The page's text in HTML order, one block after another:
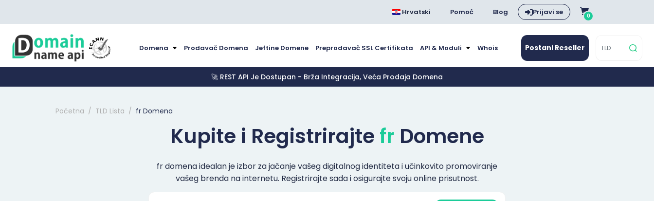
Hrvatski Pomoć Blog Prijavi se 0
Domena Prodavač Domena Jeftine Domene Preprodavač SSL Certifikata API & Moduli Whois Postani Reseller
🚀 REST API Je Dostupan - Brža Integracija, Veća Prodaja Domena
Početna TLD Lista fr Domena
Kupite i Registrirajte fr Domene
fr domena idealan je izbor za jačanje vašeg digitalnog identiteta i učinkovito promoviranje
vašeg brenda na internetu. Registrirajte sada i osigurajte svoju online prisutnost.